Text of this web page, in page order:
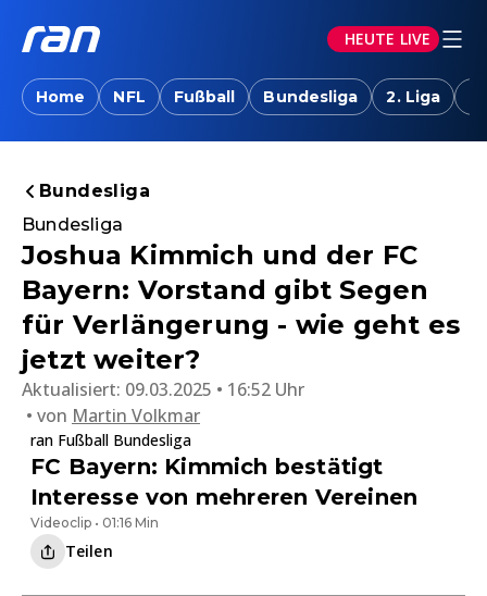
HEUTE LIVE
Home NFL Fußball Bundesliga 2. Liga
Bundesliga
Bundesliga
Joshua Kimmich und der FC
Bayern: Vorstand gibt Segen
für Verlängerung - wie geht es
jetzt weiter?
Aktualisiert: 09.03.2025 • 16:52 Uhr
von Martin Volkmar
ran Fußball Bundesliga
FC Bayern: Kimmich bestätigt
Interesse von mehreren Vereinen
Videoclip • 01:16 Min
Teilen